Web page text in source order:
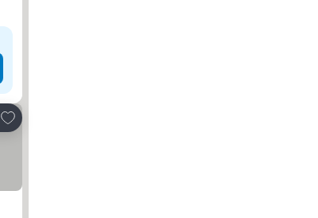
Přidat na seznam oblíbených hotelů